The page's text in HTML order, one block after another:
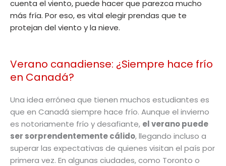
cuenta el viento, puede hacer que parezca mucho
más fría. Por eso, es vital elegir prendas que te
protejan del viento y la nieve.
Verano canadiense: ¿Siempre hace frío
en Canadá?
Una idea errónea que tienen muchos estudiantes es
que en Canadá siempre hace frío. Aunque el invierno
es notoriamente frío y desafiante, el verano puede
ser sorprendentemente cálido, llegando incluso a
superar las expectativas de quienes visitan el país por
primera vez. En algunas ciudades, como Toronto o